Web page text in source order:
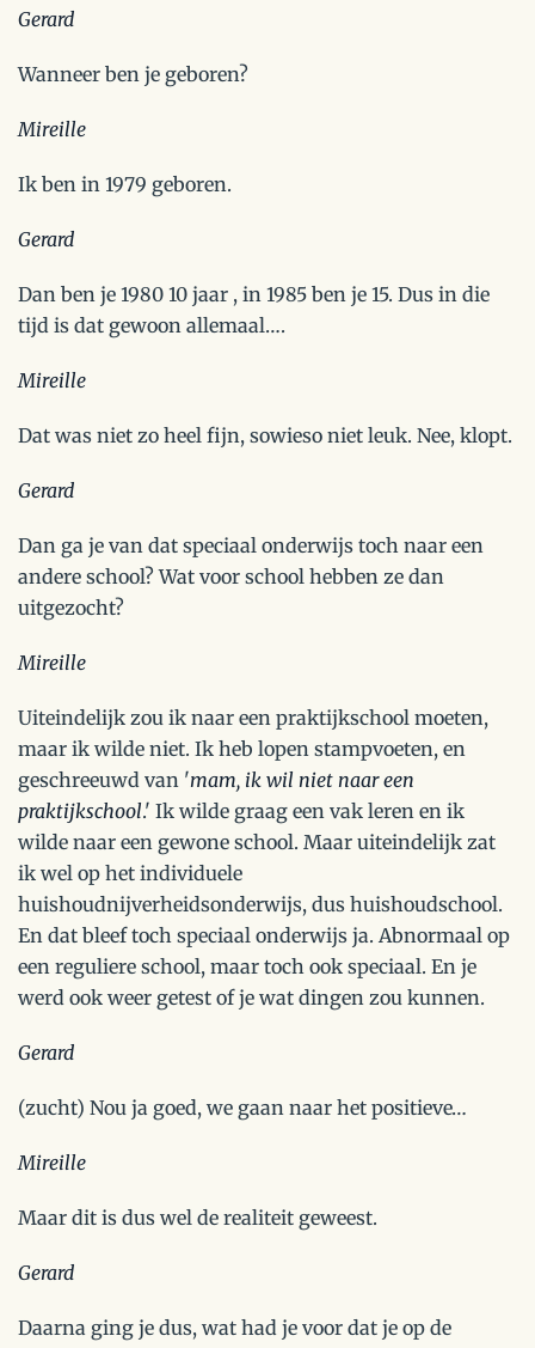
Gerard
Wanneer ben je geboren?
Mireille
Ik ben in 1979 geboren.
Gerard
Dan ben je 1980 10 jaar , in 1985 ben je 15. Dus in die
tijd is dat gewoon allemaal….
Mireille
Dat was niet zo heel fijn, sowieso niet leuk. Nee, klopt.
Gerard
Dan ga je van dat speciaal onderwijs toch naar een
andere school? Wat voor school hebben ze dan
uitgezocht?
Mireille
Uiteindelijk zou ik naar een praktijkschool moeten,
maar ik wilde niet. Ik heb lopen stampvoeten, en
geschreeuwd van 'mam, ik wil niet naar een
praktijkschool.' Ik wilde graag een vak leren en ik
wilde naar een gewone school. Maar uiteindelijk zat
ik wel op het individuele
huishoudnijverheidsonderwijs, dus huishoudschool.
En dat bleef toch speciaal onderwijs ja. Abnormaal op
een reguliere school, maar toch ook speciaal. En je
werd ook weer getest of je wat dingen zou kunnen.
Gerard
(zucht) Nou ja goed, we gaan naar het positieve…
Mireille
Maar dit is dus wel de realiteit geweest.
Gerard
Daarna ging je dus, wat had je voor dat je op de